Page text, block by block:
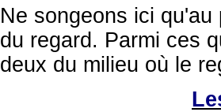
Ne songeons ici
du regard . Parmi ces
deux du milieu où le